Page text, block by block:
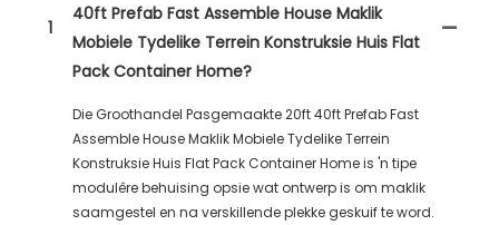
1
40ft Prefab Fast Assemble House Maklik
Mobiele Tydelike Terrein Konstruksie Huis Flat
Pack Container Home?
Die Groothandel Pasgemaakte 20ft 40ft Prefab Fast
Assemble House Maklik Mobiele Tydelike Terrein
Konstruksie Huis Flat Pack Container Home is 'n tipe
modulêre behuising opsie wat ontwerp is om maklik
saamgestel en na verskillende plekke geskuif te word.